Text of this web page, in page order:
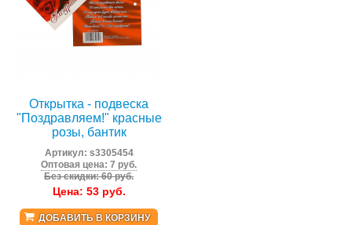
Открытка - подвеска
"Поздравляем!" красные
розы, бантик
Артикул: s3305454
Оптовая цена: 7 руб.
Без скидки: 60 руб.
Цена: 53руб.
ДОБАВИТЬ В КОРЗИНУ